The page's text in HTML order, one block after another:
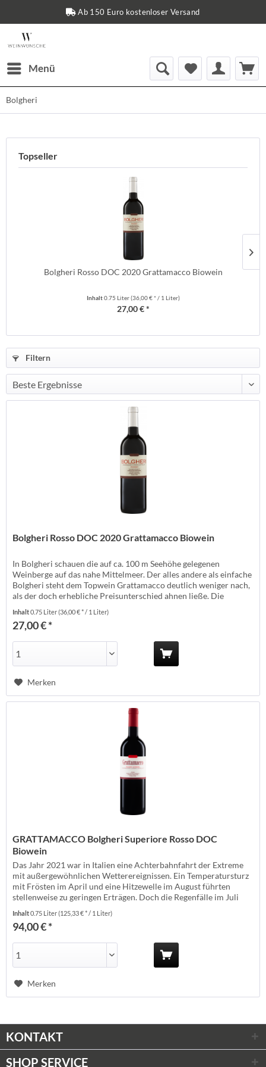
Ab 150 Euro kostenloser Versand
Menü
Bolgheri
Topseller
Bolgheri Rosso DOC 2020 Grattamacco Biowein
Inhalt0.75 Liter(36,00 € * / 1 Liter)
27,00 € *
Filtern
Bolgheri Rosso DOC 2020 Grattamacco Biowein
In Bolgheri schauen die auf ca. 100 m Seehöhe gelegenen
Weinberge auf das nahe Mittelmeer. Der alles andere als einfache
Bolgheri steht dem Topwein Grattamacco deutlich weniger nach,
als der doch erhebliche Preisunterschied ahnen ließe. Die
Sauvignon, 20% Cabernet Franc, 20% Merlot und 10% Sangiovese
bzw. Petit...
Inhalt0.75 Liter(36,00 € * / 1 Liter)
27,00 € *
Merken
GRATTAMACCO Bolgheri Superiore Rosso DOC
Biowein
Das Jahr 2021 war in Italien eine Achterbahnfahrt der Extreme
mit außergewöhnlichen Wetterereignissen. Ein Temperatursturz
mit Frösten im April und eine Hitzewelle im August führten
stellenweise zu geringen Erträgen. Doch die Regenfälle im Juli
Winzer in der Maremma in der Regel gut durch die heiße Phase
kamen....
Inhalt0.75 Liter(125,33 € * / 1 Liter)
94,00 € *
Merken
KONTAKT
SHOP SERVICE